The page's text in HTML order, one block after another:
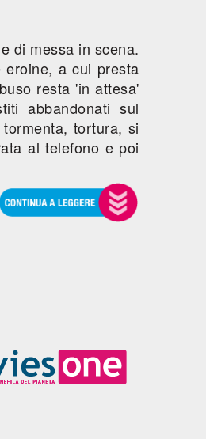
di messa in scena.
eroine, a cui presta
resta 'in attesa'
abbandonati sul
tortura, si
al telefono e poi